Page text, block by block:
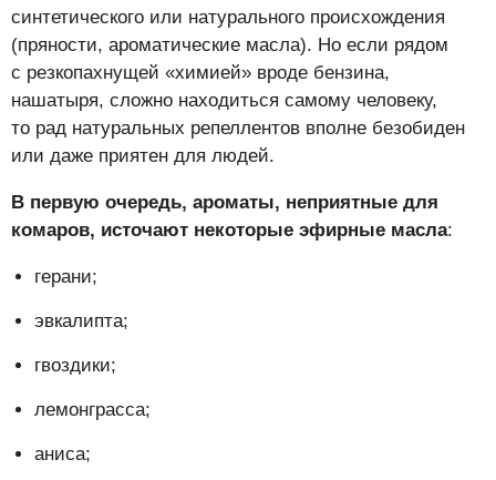
синтетического или натурального происхождения
(пряности, ароматические масла). Но если рядом
с резкопахнущей «химией» вроде бензина,
нашатыря, сложно находиться самому человеку,
то рад натуральных репеллентов вполне безобиден
или даже приятен для людей.
В первую очередь, ароматы, неприятные для
комаров, источают некоторые эфирные масла:
герани;
эвкалипта;
гвоздики;
лемонграсса;
аниса;